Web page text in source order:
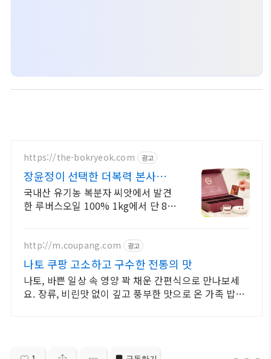
https://the-bokryeok.com 광고
장윤정이 선택한 더복력 본사에서
저렴하게 구매하세요
국내산 유기농 복분자 씨앗에서 발견
한 루버스오일 100% 1kg에서 단 8g
http://m.coupang.com 광고
나토 쿠팡 고소하고 구수한 전통의 맛
나토, 바쁜 일상 속 영양 꽉 채운 간편식으로 만나보세
요. 장류, 비린맛 없이 깊고 풍부한 맛으로 온 가족 밥상